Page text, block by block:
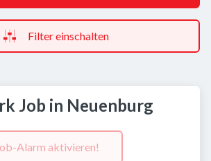
Filter einschalten
Job in Neuenburg
Alarm aktivieren!